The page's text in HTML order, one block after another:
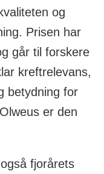
og
Prisen har
går til forskere
kreftrelevans,
betydning for
er den
fjorårets